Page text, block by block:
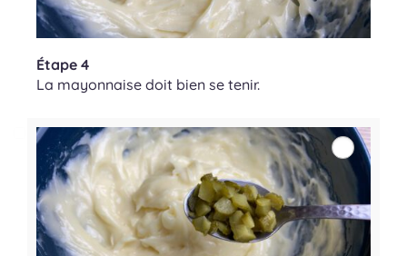
Étape 4
La mayonnaise doit bien se tenir.